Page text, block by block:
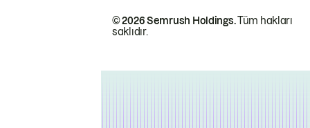
© 2026 Semrush Holdings.Tüm hakları
saklıdır.